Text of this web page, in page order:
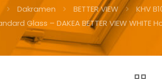
Dakramen BETTER VIEW KHV
Glass – DAKEA BETTER VIEW